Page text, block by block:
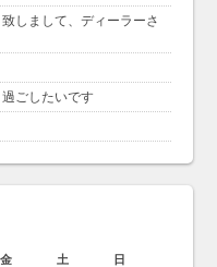
しまして、ディーラーさ
ごしたいです
金 土 日